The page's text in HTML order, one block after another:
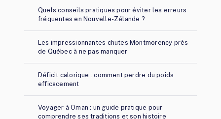
Quels conseils pratiques pour éviter les erreurs
fréquentes en Nouvelle-Zélande ?
Les impressionnantes chutes Montmorency près
de Québec à ne pas manquer
Déficit calorique : comment perdre du poids
efficacement
Voyager à Oman : un guide pratique pour
comprendre ses traditions et son histoire